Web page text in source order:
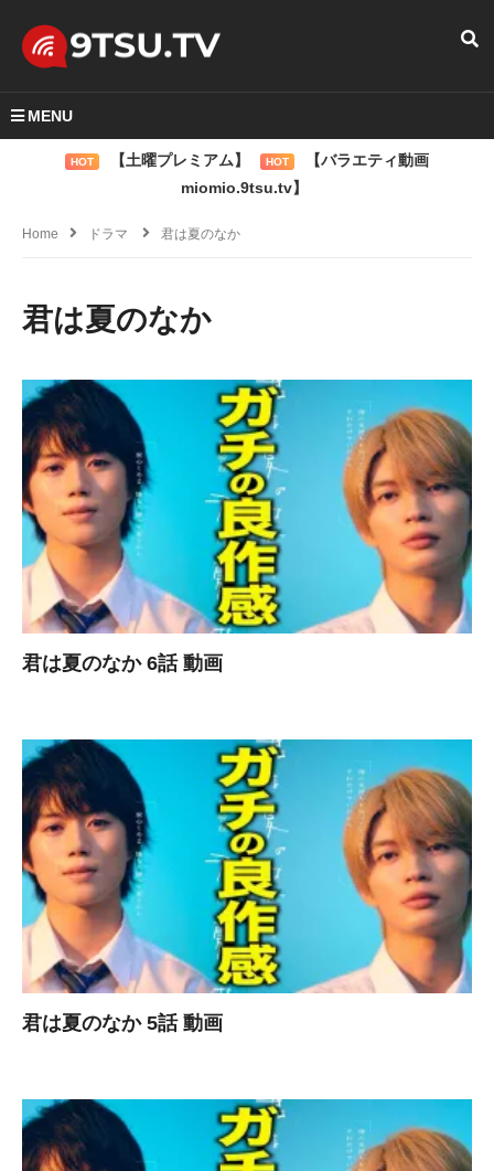
MENU
HOT 【土曜プレミアム】 HOT
【バラエティ動画
miomio.9tsu.tv】
Home ドラマ 君は夏のなか
君は夏のなか
君は夏のなか 6話 動画
君は夏のなか 5話 動画